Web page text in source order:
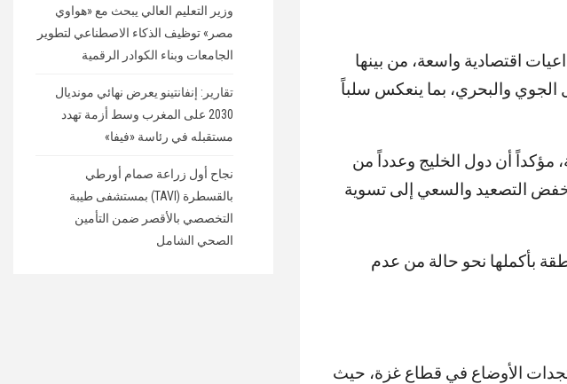
اقتصادية واسعة، من بينها
الجوي والبحري، بما ينعكس سلباً
مؤكداً أن دول الخليج وعدداً من
التصعيد والسعي إلى تسوية
بأكملها نحو حالة من عدم
الأوضاع في قطاع غزة، حيث
وزير التعليم العالي يبحث مع «هواوي
مصر» توظيف الذكاء الاصطناعي لتطوير
الجامعات وبناء الكوادر الرقمية
تقارير: إنفانتينو يعرض نهائي مونديال
2030 على المغرب وسط أزمة تهدد
مستقبله في رئاسة «فيفا»
نجاح أول زراعة صمام أورطي
بالقسطرة (TAVI) بمستشفى طيبة
التخصصي بالأقصر ضمن التأمين
الصحي الشامل